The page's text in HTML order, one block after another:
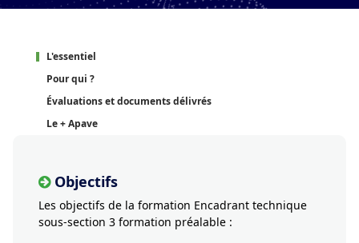
L'essentiel
Pour qui ?
Évaluations et documents délivrés
Le + Apave
Objectifs
Les objectifs de la formation Encadrant technique
sous-section 3 formation préalable :